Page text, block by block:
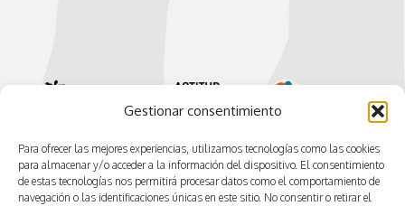
Gestionar consentimiento
Para ofrecer las mejores experiencias, utilizamos tecnologías como las cookies
para almacenar y/o acceder a la información del dispositivo. El consentimiento
de estas tecnologías nos permitirá procesar datos como el comportamiento de
navegación o las identificaciones únicas en este sitio. No consentir o retirar el